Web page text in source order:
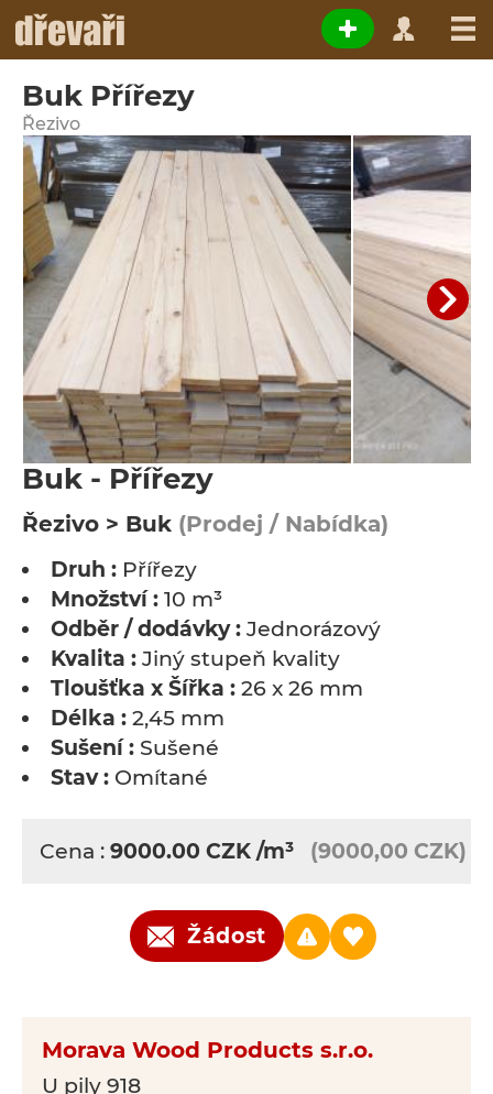
Buk Přířezy
Řezivo
Buk - Přířezy
Řezivo > Buk (Prodej / Nabídka)
Druh : Přířezy
Množství : 10 m³
Odběr / dodávky : Jednorázový
Kvalita : Jiný stupeň kvality
Tloušťka x Šířka : 26 x 26 mm
Délka : 2,45 mm
Sušení : Sušené
Stav : Omítané
Cena : 9000.00 CZK /m³ (9000,00 CZK)
Žádost
Morava Wood Products s.r.o.
U pily 918